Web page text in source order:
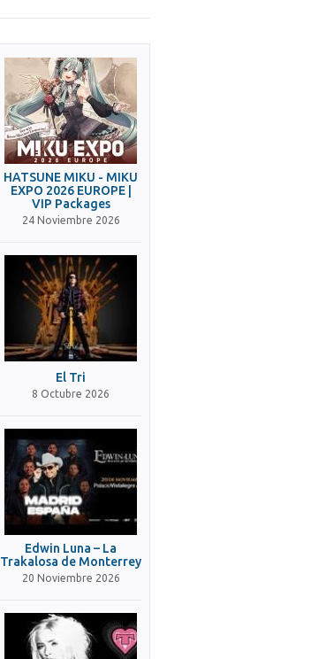
HATSUNE MIKU - MIKU
EXPO 2026 EUROPE |
VIP Packages
24 Noviembre 2026
El Tri
8 Octubre 2026
Edwin Luna – La
Trakalosa de Monterrey
20 Noviembre 2026